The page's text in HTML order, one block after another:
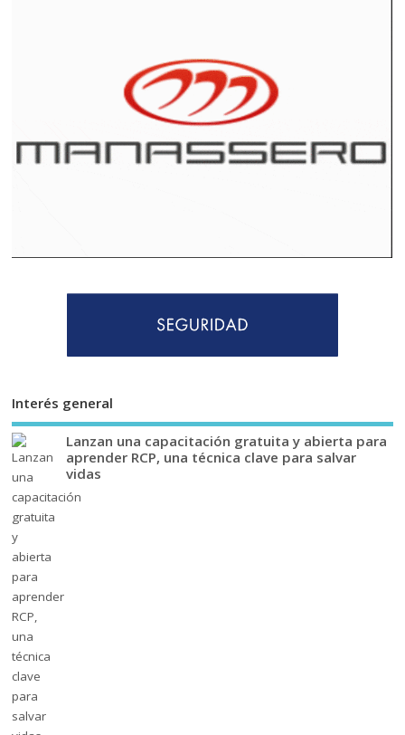
Interés general
Lanzan una capacitación gratuita y abierta para
aprender RCP, una técnica clave para salvar
vidas